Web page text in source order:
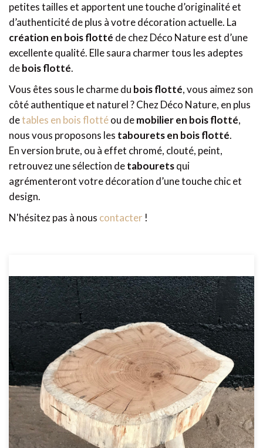
petites tailles et apportent une touche d’originalité et
d’authenticité de plus à votre décoration actuelle. La
création en bois flotté de chez Déco Nature est d’une
excellente qualité. Elle saura charmer tous les adeptes
debois flotté.
Vous êtes sous le charme du bois flotté, vous aimez son
côté authentique et naturel ? Chez Déco Nature, en plus
detables en bois flottéou demobilier en bois flotté,
nous vous proposons les tabourets en bois flotté.
En version brute, ou à effet chromé, clouté, peint,
retrouvez une sélection detabouretsqui
agrémenteront votre décoration d’une touche chic et
design.
N'hésitez pas à nous contacter !